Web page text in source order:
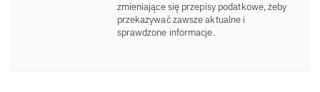
zmieniające się przepisy podatkowe, żeby
przekazywać zawsze aktualne i
sprawdzone informacje.